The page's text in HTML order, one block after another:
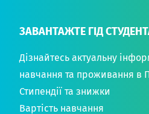
ЗАВАНТАЖТЕ ГІД
Дізнайтесь актуальну
навчання та проживання в
Стипендії та знижки
Вартість навчання